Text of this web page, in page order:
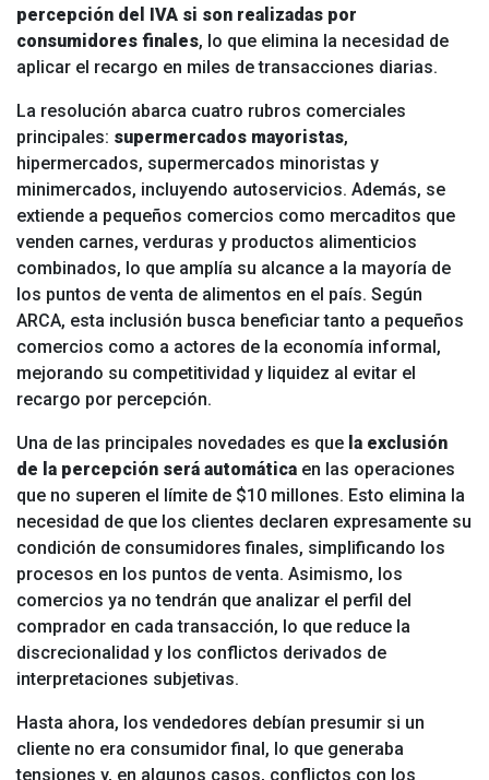
percepción del IVA si son realizadas por
consumidores finales, lo que elimina la necesidad de
aplicar el recargo en miles de transacciones diarias.
La resolución abarca cuatro rubros comerciales
principales: supermercados mayoristas,
hipermercados, supermercados minoristas y
minimercados, incluyendo autoservicios. Además, se
extiende a pequeños comercios como mercaditos que
venden carnes, verduras y productos alimenticios
combinados, lo que amplía su alcance a la mayoría de
los puntos de venta de alimentos en el país. Según
ARCA, esta inclusión busca beneficiar tanto a pequeños
comercios como a actores de la economía informal,
mejorando su competitividad y liquidez al evitar el
recargo por percepción.
Una de las principales novedades es que la exclusión
de la percepción será automática en las operaciones
que no superen el límite de $10 millones. Esto elimina la
necesidad de que los clientes declaren expresamente su
condición de consumidores finales, simplificando los
procesos en los puntos de venta. Asimismo, los
comercios ya no tendrán que analizar el perfil del
comprador en cada transacción, lo que reduce la
discrecionalidad y los conflictos derivados de
interpretaciones subjetivas.
Hasta ahora, los vendedores debían presumir si un
cliente no era consumidor final, lo que generaba
tensiones y, en algunos casos, conflictos con los